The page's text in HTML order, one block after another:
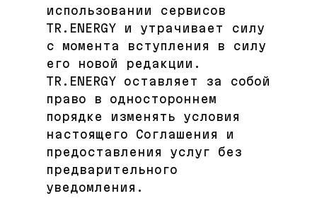
использовании сервисов
TR.ENERGY и утрачивает силу
с момента вступления в силу
его новой редакции.
TR.ENERGY оставляет за собой
право в одностороннем
порядке изменять условия
настоящего Соглашения и
предоставления услуг без
предварительного
уведомления.